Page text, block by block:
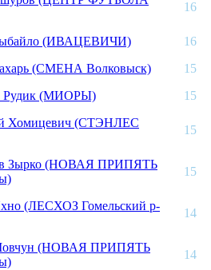
16
(ИВАЦЕВИЧИ)
16
(СМЕНА Волковыск)
15
Рудик (МИОРЫ) 15
Хомицевич (СТЭНЛЕС
15
Зырко (НОВАЯ ПРИПЯТЬ
15
(ЛЕСХОЗ Гомельский р-
14
(НОВАЯ ПРИПЯТЬ
14